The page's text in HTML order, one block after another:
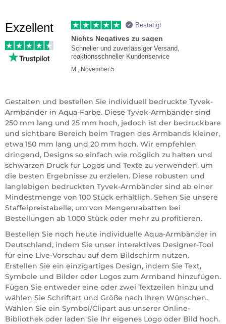
Exzellent Bestätigt
Nichts Negatives zu sagen
Schneller und zuverlässiger Versand,
reaktionsschneller Kundenservice
M., November 5
Gestalten und bestellen Sie individuell bedruckte Tyvek-
Armbänder in Aqua-Farbe. Diese Tyvek-Armbänder sind
250 mm lang und 25 mm hoch, jedoch ist der bedruckbare
und sichtbare Bereich beim Tragen des Armbands kleiner,
etwa 150 mm lang und 20 mm hoch. Wir empfehlen
dringend, Designs so einfach wie möglich zu halten und
schwarzen Druck für Logos und Texte zu verwenden, um
die besten Ergebnisse zu erzielen. Diese robusten und
langlebigen bedruckten Tyvek-Armbänder sind ab einer
Mindestmenge von 100 Stück erhältlich. Sehen Sie unsere
Staffelpreistabelle, um von Mengenrabatten bei
Bestellungen ab 1.000 Stück oder mehr zu profitieren.
Bestellen Sie noch heute individuelle Aqua-Armbänder in
Deutschland, indem Sie unser interaktives Designer-Tool
für eine Live-Vorschau auf dem Bildschirm nutzen.
Erstellen Sie ein einzigartiges Design, indem Sie Text,
Symbole und Bilder oder Logos zum Armband hinzufügen.
Fügen Sie entweder eine oder zwei Textzeilen hinzu und
wählen Sie Schriftart und Größe nach Ihren Wünschen.
Wählen Sie ein Symbol/Clipart aus unserer Online-
Bibliothek oder laden Sie Ihr eigenes Logo oder Bild hoch.